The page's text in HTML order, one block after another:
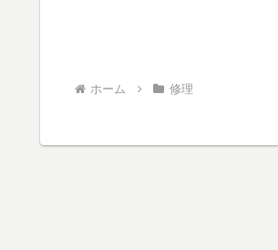
ホーム 修理